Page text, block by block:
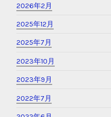
2026年2月
2025年12月
2025年7月
2023年10月
2023年9月
2022年7月